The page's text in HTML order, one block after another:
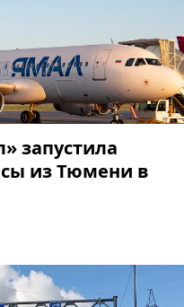
запустила
из Тюмени в